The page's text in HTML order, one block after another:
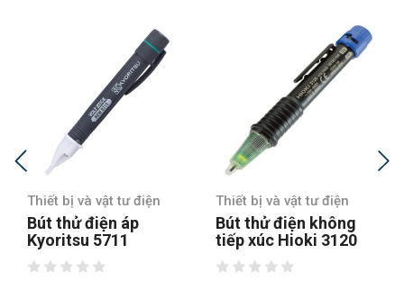
Thiết bị và vật tư điện
Bút thử điện áp
Kyoritsu 5711
Thiết bị và vật tư điện
Bút thử điện không
tiếp xúc Hioki 3120